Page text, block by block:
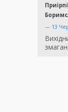
— 13